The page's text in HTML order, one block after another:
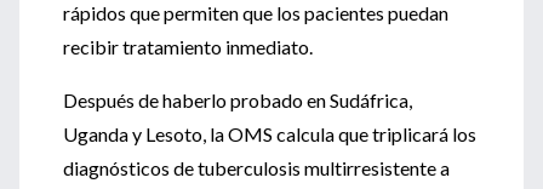
rápidos que permiten que los pacientes puedan
recibir tratamiento inmediato.
Después de haberlo probado en Sudáfrica,
Uganda y Lesoto, la OMS calcula que triplicará los
diagnósticos de tuberculosis multirresistente a